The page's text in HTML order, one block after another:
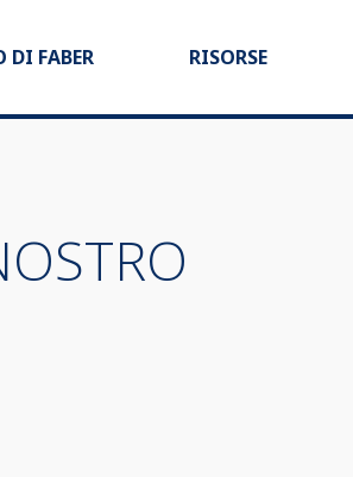
FABER RISORSE